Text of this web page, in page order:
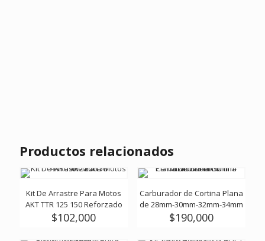
Productos relacionados
Kit De Arrastre Para Motos
AKT TTR 125 150 Reforzado
$102,000
Carburador de Cortina Plana
de 28mm-30mm-32mm-34mm
$190,000